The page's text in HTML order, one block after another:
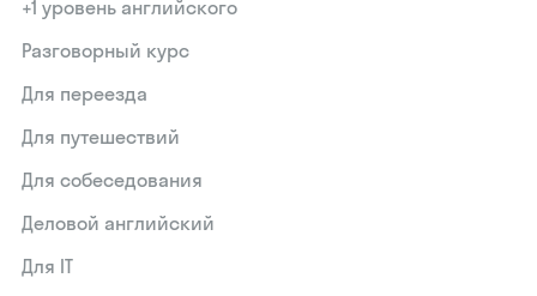
+1 уровень английского
Разговорный курс
Для переезда
Для путешествий
Для собеседования
Деловой английский
Для IT